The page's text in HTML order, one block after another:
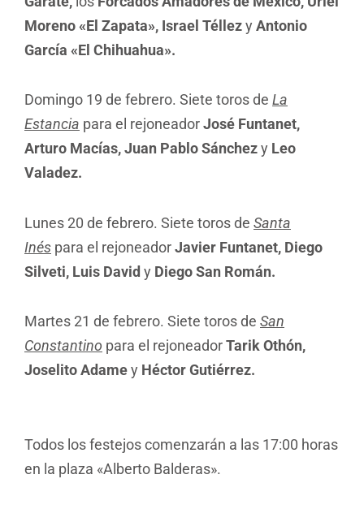
Moreno «El Zapata», Israel Téllezy Antonio
García «El Chihuahua».
Domingo 19 de febrero. Siete toros de La
Estancia para el rejoneadorJosé Funtanet,
Arturo Macías, Juan Pablo Sánchezy Leo
Valadez.
Lunes 20 de febrero. Siete toros de Santa
Inés para el rejoneadorJavier Funtanet, Diego
Silveti, Luis Davidy Diego San Román.
Martes 21 de febrero. Siete toros de San
Constantino para el rejoneadorTarik Othón,
Joselito Adamey Héctor Gutiérrez.
Todos los festejos comenzarán a las 17:00 horas
en la plaza «Alberto Balderas».